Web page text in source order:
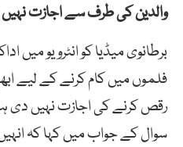
والدین کی طرف سے اجازت
برطانوی میڈیا کو انٹرویو میں
فلموں میں کام کرنے کے لیے
رقص کرنے کی اجازت نہیں
سوال کے جواب میں کہا کہ